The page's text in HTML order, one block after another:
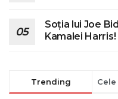
Soția lui Joe
Kamalei Harris!
Trending